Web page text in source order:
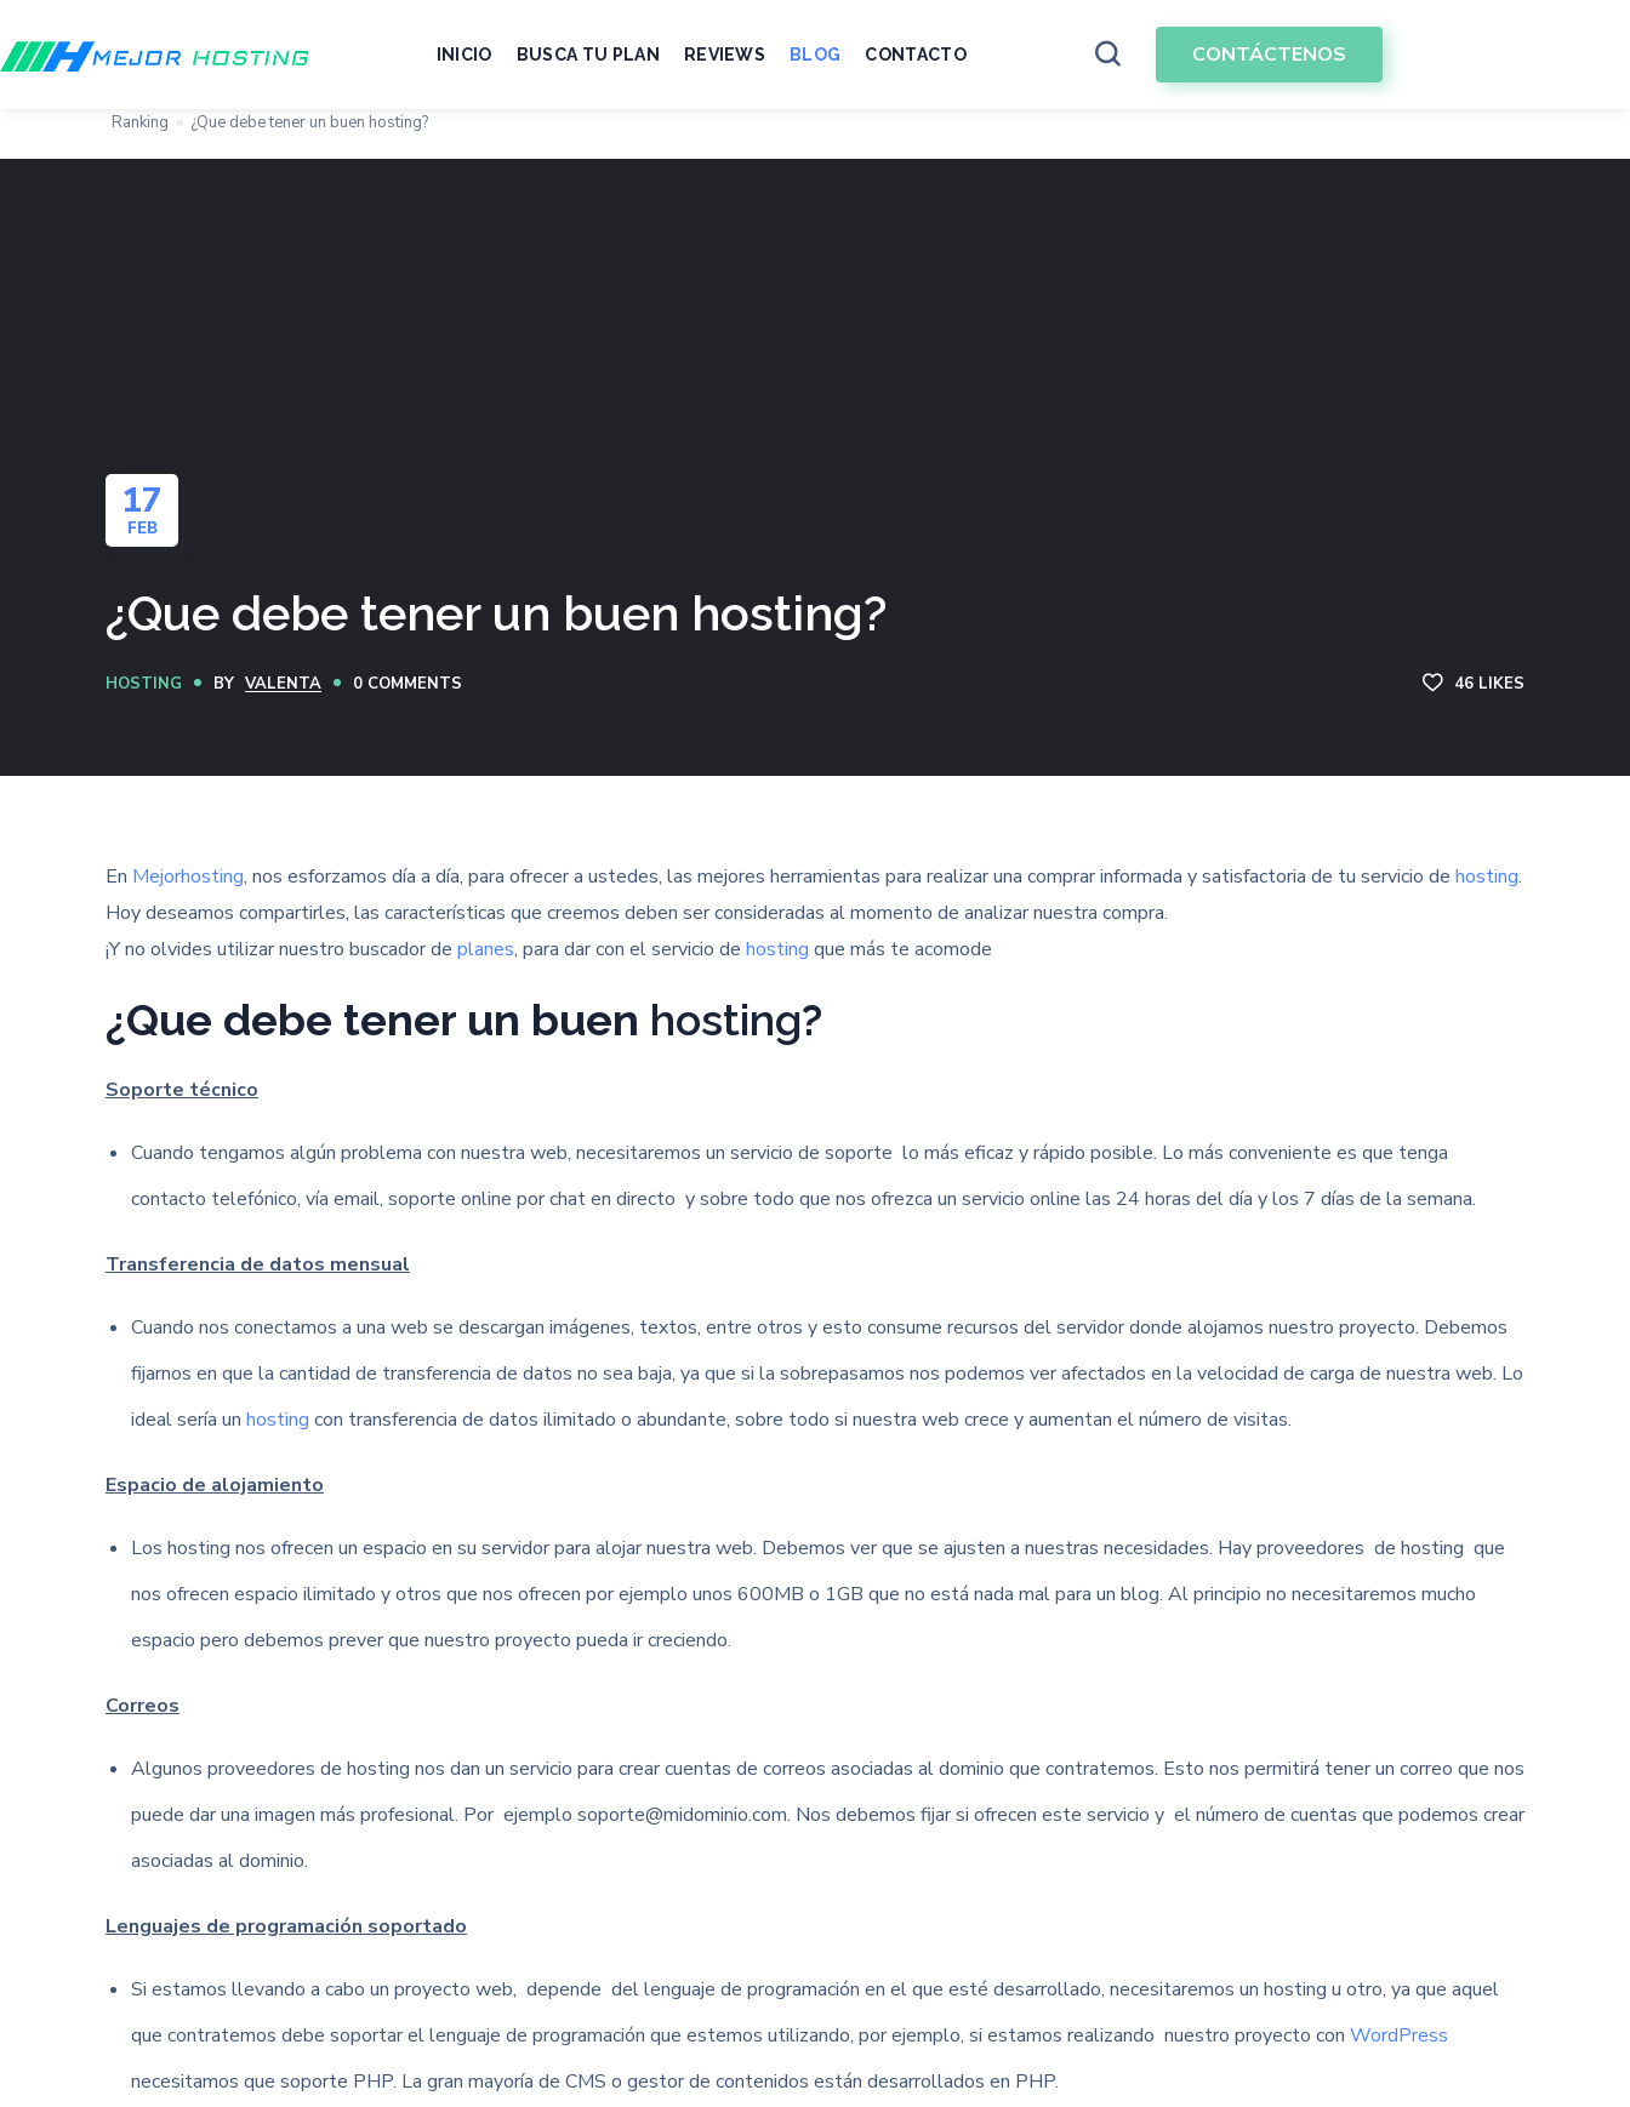
INICIO BUSCA TU PLAN REVIEWS BLOG CONTACTO CONTÁCTENOS
Ranking » ¿Que debe tener un buen hosting?
17
FEB
¿Que debe tener un buen hosting?
HOSTING BY VALENTA 0 COMMENTS 46 LIKES
En Mejorhosting, nos esforzamos día a día, para ofrecer a ustedes, las mejores herramientas para realizar una comprar informada y satisfactoria de tu servicio de hosting.
Hoy deseamos compartirles, las características que creemos deben ser consideradas al momento de analizar nuestra compra.
¡Y no olvides utilizar nuestro buscador de planes, para dar con el servicio de hosting que más te acomode
¿Que debe tener un buen hosting?
Soporte técnico
Cuando tengamos algún problema con nuestra web, necesitaremos un servicio de soporte lo más eficaz y rápido posible. Lo más conveniente es que tenga
contacto telefónico, vía email, soporte online por chat en directo y sobre todo que nos ofrezca un servicio online las 24 horas del día y los 7 días de la semana.
Transferencia de datos mensual
Cuando nos conectamos a una web se descargan imágenes, textos, entre otros y esto consume recursos del servidor donde alojamos nuestro proyecto. Debemos
fijarnos en que la cantidad de transferencia de datos no sea baja, ya que si la sobrepasamos nos podemos ver afectados en la velocidad de carga de nuestra web. Lo
ideal sería un hosting con transferencia de datos ilimitado o abundante, sobre todo si nuestra web crece y aumentan el número de visitas.
Espacio de alojamiento
Los hosting nos ofrecen un espacio en su servidor para alojar nuestra web. Debemos ver que se ajusten a nuestras necesidades. Hay proveedores de hosting que
nos ofrecen espacio ilimitado y otros que nos ofrecen por ejemplo unos 600MB o 1GB que no está nada mal para un blog. Al principio no necesitaremos mucho
espacio pero debemos prever que nuestro proyecto pueda ir creciendo.
Correos
Algunos proveedores de hosting nos dan un servicio para crear cuentas de correos asociadas al dominio que contratemos. Esto nos permitirá tener un correo que nos
puede dar una imagen más profesional. Por ejemplo soporte@midominio.com. Nos debemos fijar si ofrecen este servicio y el número de cuentas que podemos crear
asociadas al dominio.
Lenguajes de programación soportado
Si estamos llevando a cabo un proyecto web, depende del lenguaje de programación en el que esté desarrollado, necesitaremos un hosting u otro, ya que aquel
que contratemos debe soportar el lenguaje de programación que estemos utilizando, por ejemplo, si estamos realizando nuestro proyecto con WordPress
necesitamos que soporte PHP. La gran mayoría de CMS o gestor de contenidos están desarrollados en PHP.